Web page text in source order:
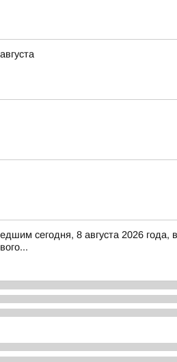
сегодня, 8 августа 2026